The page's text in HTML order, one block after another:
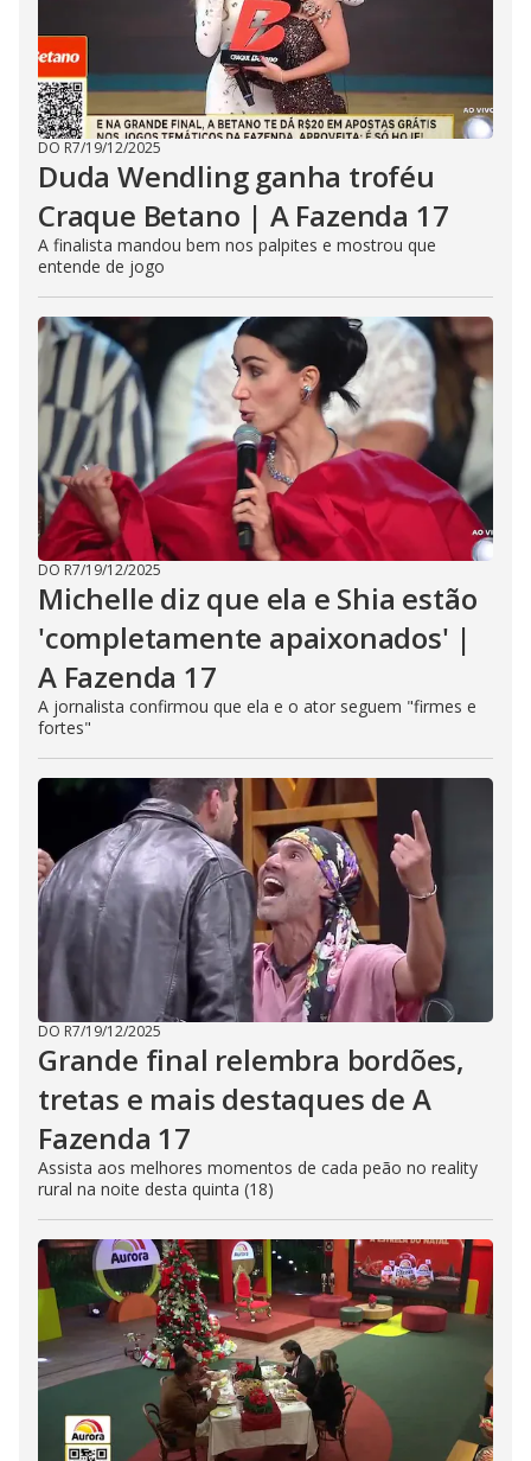
DO R7/19/12/2025
Duda Wendling ganha troféu
Craque Betano | A Fazenda 17
A finalista mandou bem nos palpites e mostrou que
entende de jogo
DO R7/19/12/2025
Michelle diz que ela e Shia estão
'completamente apaixonados' |
A Fazenda 17
A jornalista confirmou que ela e o ator seguem "firmes e
fortes"
DO R7/19/12/2025
Grande final relembra bordões,
tretas e mais destaques de A
Fazenda 17
Assista aos melhores momentos de cada peão no reality
rural na noite desta quinta (18)